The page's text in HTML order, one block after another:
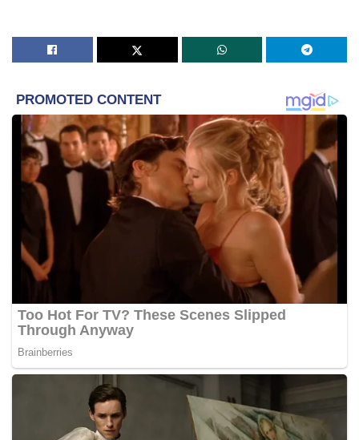
perbicaraan kes membabitkan SRC Intertional yang
Harvinderjit sebelum itu memaklumkan, perbicaraan
membabitkan kes SRC Intertional Sdn. Bhd. dijadual
bermula 15 April hingga 10 Mei depan.
Sehubungan itu perbicaraan kes melibatkan dana 1MDB
akan dijalankan pada 14, 15, 17, 28, 29, 31 Mei 2019 dan
disusuli tarikh 10, 11, 12, 13, 14, 18, 20 & 21 Jun 2019.
Berikutan tarikh-tarikh yang ditetapkan itu, bekas Menteri
Kewangan itu terpaksa melalui perbicaraan hampir setiap
Najib, 66, didakwa dengan empat tuduhan sebagai
pegawai badan awam iaitu Perdana Menteri, Menteri
Kewangan dan Pengerusi 1MDB, menggunakan
kedudukannya bagi mendapatkan rasuah bagi dirinya